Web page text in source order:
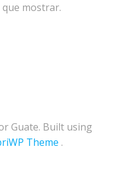
mostrar.
Guate. Built using
Theme .